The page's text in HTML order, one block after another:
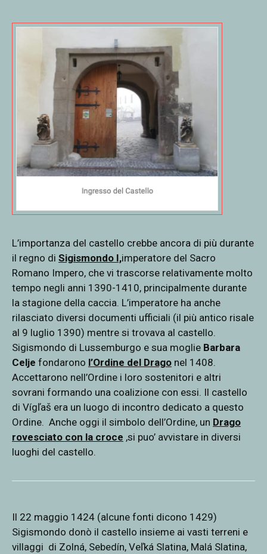
L’importanza del castello crebbe ancora di più durante
il regno di Sigismondo I,imperatore del Sacro
Romano Impero, che vi trascorse relativamente molto
tempo negli anni 1390-1410, principalmente durante
la stagione della caccia. L’imperatore ha anche
rilasciato diversi documenti ufficiali (il più antico risale
al 9 luglio 1390) mentre si trovava al castello.
Sigismondo di Lussemburgo e sua moglie Barbara
Celje fondarono l’Ordine del Drago nel 1408.
Accettarono nell’Ordine i loro sostenitori e altri
sovrani formando una coalizione con essi. Il castello
di Vígľaš era un luogo di incontro dedicato a questo
Ordine. Anche oggi il simbolo dell’Ordine, un Drago
rovesciato con la croce ,si puo’ avvistare in diversi
luoghi del castello.
Il 22 maggio 1424 (alcune fonti dicono 1429)
Sigismondo donò il castello insieme ai vasti terreni e
villaggi di Zolná, Sebedín, Veľká Slatina, Malá Slatina,